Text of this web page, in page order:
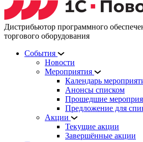
Дистрибьютор программного
торгового оборудования
События
Новости
Мероприятия
Календарь
Анонсы списком
Прошедшие
Предложение для
Акции
Текущие акции
Завершённые акции